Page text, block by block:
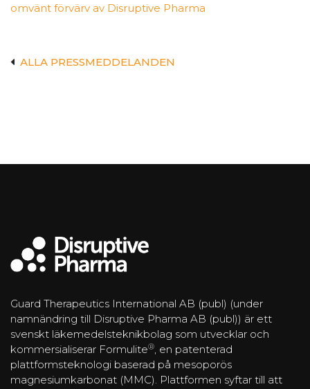
omvänt förvärv av Disruptive Pharma
ALLA PRESSMEDDELANDEN
Guard Therapeutics International AB (publ) (under
namnändring till Disruptive Pharma AB (publ)) är ett
svenskt läkemedelsteknikbolag som utvecklar och
kommersialiserar Formulite®, en patenterad
plattformsteknologi baserad på mesoporös
magnesiumkarbonat (MMC). Plattformen syftar till att